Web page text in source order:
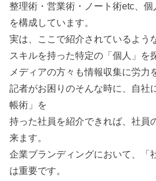
整理術・営業術・ノート術etc、
を構成しています。
実は、ここで紹介されているよう
スキルを持った特定の「個人」を
メディアの方々も情報収集に労力
記者がお困りのそんな時に、自社
帳術」を
持った社員を紹介できれば、社員
来ます。
企業ブランディングにおいて、「
は重要です。